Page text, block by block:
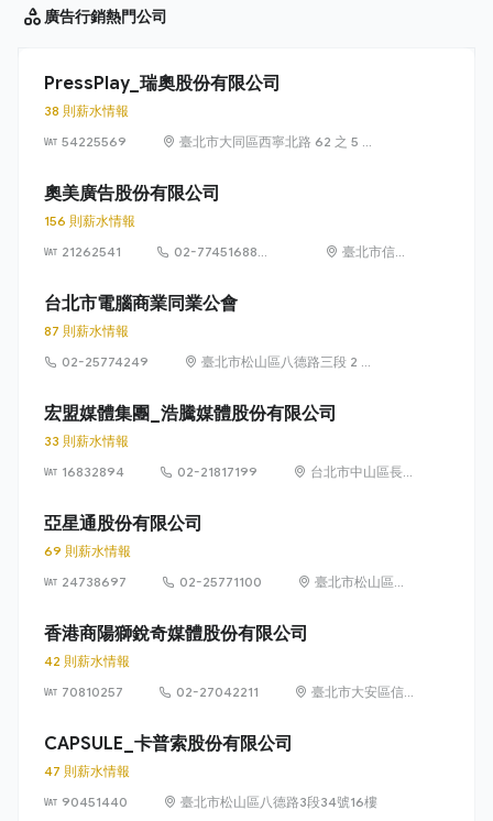
廣告行銷熱門公司
PressPlay_瑞奧股份有限公司
38 則薪水情報
54225569
臺北市大同區西寧北路 62 之 5 號
奧美廣告股份有限公司
156 則薪水情報
21262541
02-77451688
臺北市信義
台北市電腦商業同業公會
87 則薪水情報
02-25774249
臺北市松山區八德路三段 2 號
宏盟媒體集團_浩騰媒體股份有限公司
33 則薪水情報
16832894
02-21817199
台北市中山區長
亞星通股份有限公司
69 則薪水情報
24738697
02-25771100
臺北市松山區八
香港商陽獅銳奇媒體股份有限公司
42 則薪水情報
70810257
02-27042211
臺北市大安區信
CAPSULE_卡普索股份有限公司
47 則薪水情報
90451440
臺北市松山區八德路3段34號16樓